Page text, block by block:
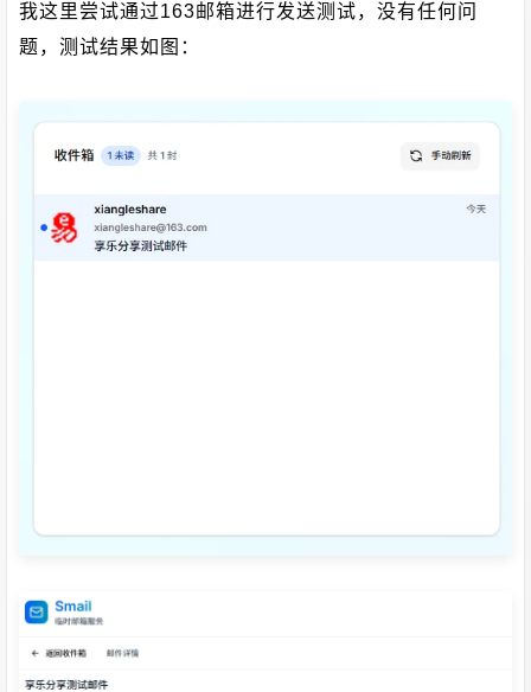
我这里尝试通过163邮箱进行发送测试，没有任何问
题，测试结果如图：